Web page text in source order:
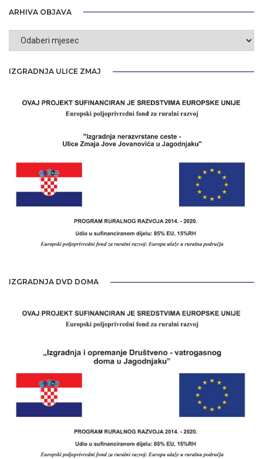
ARHIVA OBJAVA
Arhiva
IZGRADNJA ULICE ZMAJ
IZGRADNJA DVD DOMA